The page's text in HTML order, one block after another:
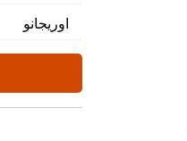
اوريجانو